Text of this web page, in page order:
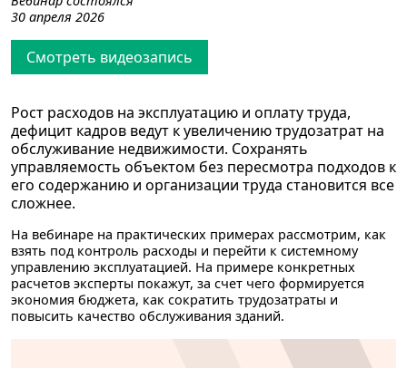
Рост расходов на эксплуатацию и оплату труда,
дефицит кадров ведут к увеличению трудозатрат на
обслуживание недвижимости. Сохранять
управляемость объектом без пересмотра подходов к
его содержанию и организации труда становится все
сложнее.
На вебинаре на практических примерах рассмотрим, как
взять под контроль расходы и перейти к системному
управлению эксплуатацией. На примере конкретных
расчетов эксперты покажут, за счет чего формируется
экономия бюджета, как сократить трудозатраты и
повысить качество обслуживания зданий.
30 апреля 2026
Смотреть видеозапись